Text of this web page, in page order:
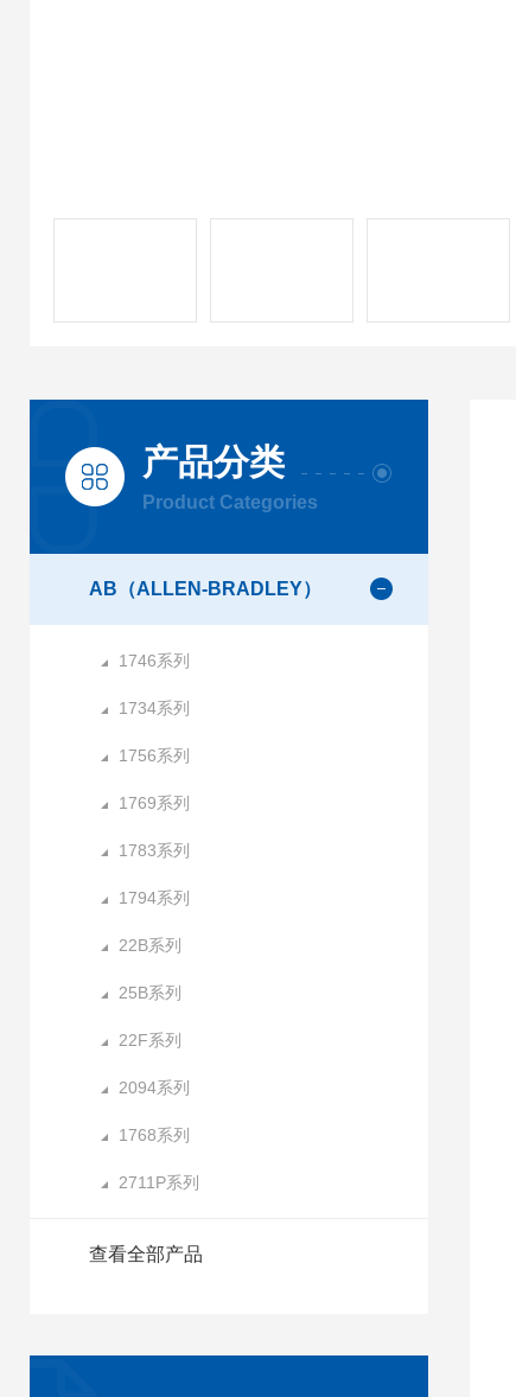
产品分类
Product Categories
AB（ALLEN-BRADLEY）
1746系列
1734系列
1756系列
1769系列
1783系列
1794系列
22B系列
25B系列
22F系列
2094系列
1768系列
2711P系列
查看全部产品